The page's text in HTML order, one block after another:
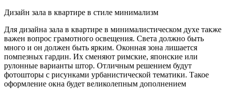
Дизайн зала в квартире в стиле минимализм
Для дизайна зала в квартире в минималистическом духе также
важен вопрос грамотного освещения. Света должно быть
много и он должен быть ярким. Оконная зона лишается
помпезных гардин. Их сменяют римские, японские или
рулонные варианты штор. Отличным решением будут
фотошторы с рисунками урбанистической тематики. Такое
оформление окна будет великолепным дополнением